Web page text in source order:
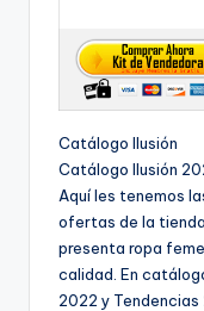
Catálogo Ilusión
Catálogo Ilusión
Aquí les tenemos
ofertas de la
presenta ropa
calidad. En
2022 y Tendencias